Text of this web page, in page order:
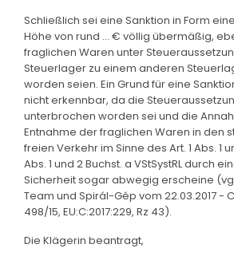
Schließlich sei eine Sanktion in Form
Höhe von rund ... € völlig übermäßig,
fraglichen Waren unter
Steuerlager zu einem anderen
worden seien. Ein Grund für eine
nicht erkennbar, da die
unterbrochen worden sei und die
Entnahme der fraglichen Waren in den
freien Verkehr im Sinne des Art. 1 Abs. 1
Abs. 1 und 2 Buchst. a VStSystRL durch
Sicherheit sogar abwegig erscheine
Team und Spirál-Gép vom 22.03.2017 -
498/15, EU:C:2017:229, Rz 43).
Die Klägerin beantragt,